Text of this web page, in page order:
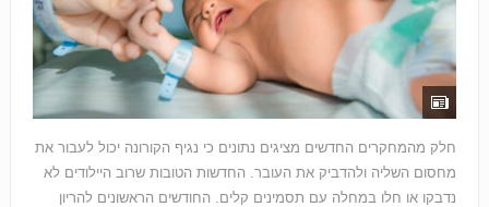
חלק מהמחקרים החדשים מציגים נתונים כי נגיף הקורונה יכול לעבור את
מחסום השליה ולהדביק את העובר. החדשות הטובות שרוב היילודים לא
נדבקו או חלו במחלה עם תסמינים קלים. החודשים הראשונים להריון